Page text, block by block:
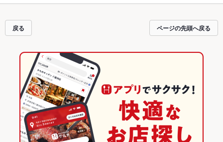
こだわりメニューからあげ、エビ料理、馬刺しや季節のおすすめ料理など、お
が使えるお店も拡大中です。友達どうしの飲み会にも、会社の宴会にも、デー
トやパーティーにもお得に便利にホットペッパーグルメをご利用ください。
戻る ページの先頭へ戻る